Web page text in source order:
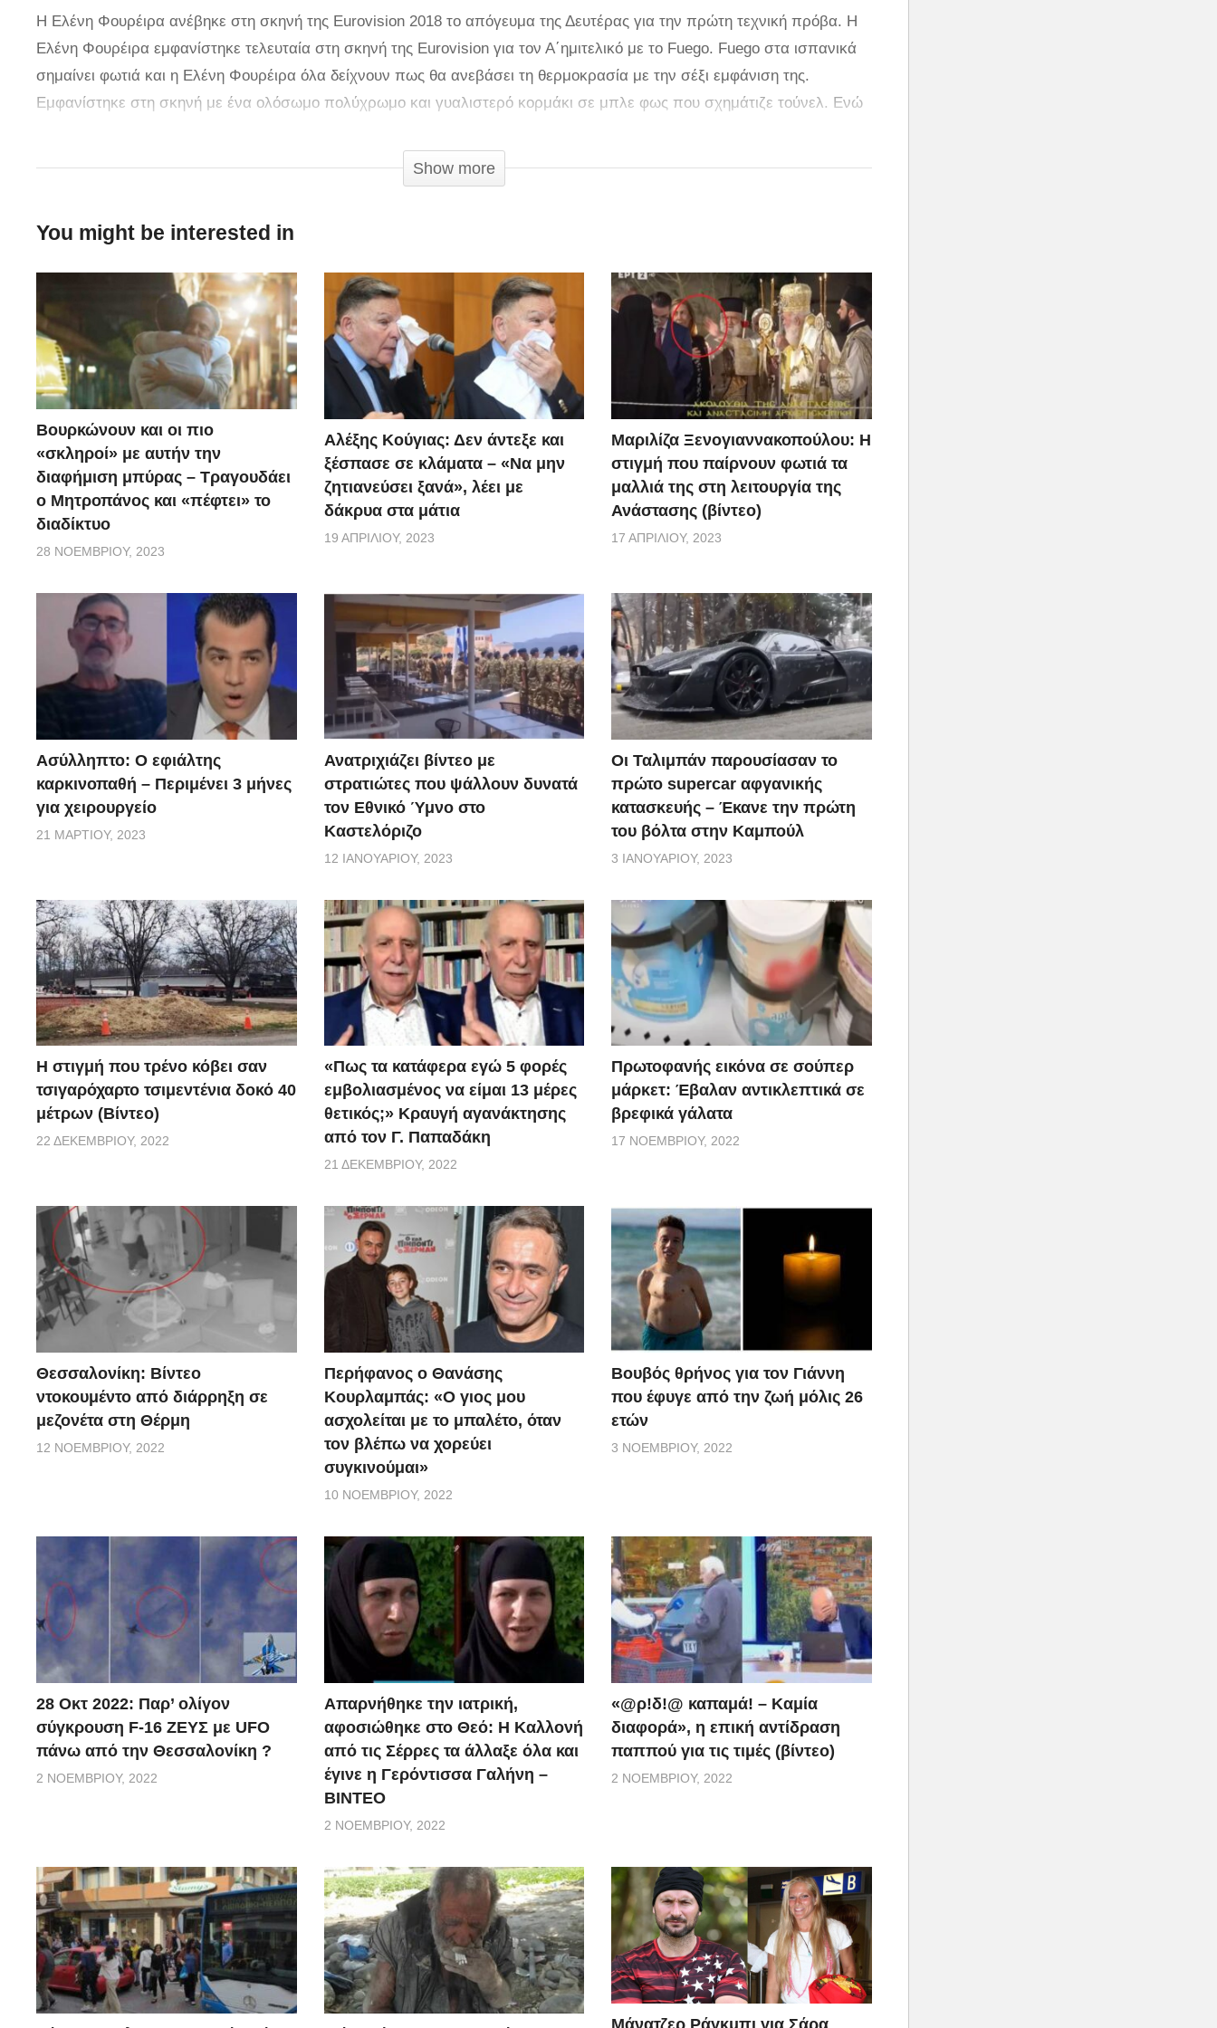
Η Ελένη Φουρέιρα ανέβηκε στη σκηνή της Eurovision 2018 το απόγευμα της Δευτέρας για την πρώτη τεχνική πρόβα. Η
Ελένη Φουρέιρα εμφανίστηκε τελευταία στη σκηνή της Eurovision για τον Α΄ημιτελικό με το Fuego. Fuego στα ισπανικά
σημαίνει φωτιά και η Ελένη Φουρέιρα όλα δείχνουν πως θα ανεβάσει τη θερμοκρασία με την σέξι εμφάνιση της.
Εμφανίστηκε στη σκηνή με ένα ολόσωμο πολύχρωμο και γυαλιστερό κορμάκι σε μπλε φως που σχημάτιζε τούνελ. Ενώ
ακολουθούν τον ρυθμό του Fuego ανάμεσα στους καπνούς με δυναμικές κινήσεις και το γνωστό τίναγμα στα μαλλιά που
Show more
You might be interested in
Βουρκώνουν και οι πιο
«σκληροί» με αυτήν την
διαφήμιση μπύρας – Τραγουδάει
ο Μητροπάνος και «πέφτει» το
διαδίκτυο
28 ΝΟΕΜΒΡΊΟΥ, 2023
Αλέξης Κούγιας: Δεν άντεξε και
ξέσπασε σε κλάματα – «Να μην
ζητιανεύσει ξανά», λέει με
δάκρυα στα μάτια
19 ΑΠΡΙΛΊΟΥ, 2023
Μαριλίζα Ξενογιαννακοπούλου: Η
στιγμή που παίρνουν φωτιά τα
μαλλιά της στη λειτουργία της
Ανάστασης (βίντεο)
17 ΑΠΡΙΛΊΟΥ, 2023
Ασύλληπτο: Ο εφιάλτης
καρκινοπαθή – Περιμένει 3 μήνες
για χειρουργείο
21 ΜΑΡΤΊΟΥ, 2023
Ανατριχιάζει βίντεο με
στρατιώτες που ψάλλουν δυνατά
τον Εθνικό Ύμνο στο
Καστελόριζο
12 ΙΑΝΟΥΑΡΊΟΥ, 2023
Οι Ταλιμπάν παρουσίασαν το
πρώτο supercar αφγανικής
κατασκευής – Έκανε την πρώτη
του βόλτα στην Καμπούλ
3 ΙΑΝΟΥΑΡΊΟΥ, 2023
H στιγμή που τρένο κόβει σαν
τσιγαρόχαρτο τσιμεντένια δοκό 40
μέτρων (Βίντεο)
22 ΔΕΚΕΜΒΡΊΟΥ, 2022
«Πως τα κατάφερα εγώ 5 φορές
εμβoλιασμένος να είμαι 13 μέρες
θετικός;» Κραυγή αγανάκτησης
από τον Γ. Παπαδάκη
21 ΔΕΚΕΜΒΡΊΟΥ, 2022
Πρωτοφανής εικόνα σε σούπερ
μάρκετ: Έβαλαν αντικλεπτικά σε
βρεφικά γάλατα
17 ΝΟΕΜΒΡΊΟΥ, 2022
Θεσσαλονίκη: Βίντεο
ντοκουμέντο από διάρρηξη σε
μεζονέτα στη Θέρμη
12 ΝΟΕΜΒΡΊΟΥ, 2022
Περήφανος ο Θανάσης
Κουρλαμπάς: «Ο γιος μου
ασχολείται με το μπαλέτο, όταν
τον βλέπω να χορεύει
συγκινούμαι»
10 ΝΟΕΜΒΡΊΟΥ, 2022
Βουβός θρήνος για τον Γιάννη
που έφυγε από την ζωή μόλις 26
ετών
3 ΝΟΕΜΒΡΊΟΥ, 2022
28 Οκτ 2022: Παρ’ ολίγον
σύγκρουση F-16 ΖΕΥΣ με UFO
πάνω από την Θεσσαλονίκη ?
2 ΝΟΕΜΒΡΊΟΥ, 2022
Απαρνήθηκε την ιατρική,
αφοσιώθηκε στο Θεό: Η Καλλονή
από τις Σέρρες τα άλλαξε όλα και
έγινε η Γερόντισσα Γαλήνη –
ΒΙΝΤΕΟ
2 ΝΟΕΜΒΡΊΟΥ, 2022
«@ρ!δ!@ καπαμά! – Καμία
διαφορά», η επική αντίδραση
παππού για τις τιμές (βίντεο)
2 ΝΟΕΜΒΡΊΟΥ, 2022